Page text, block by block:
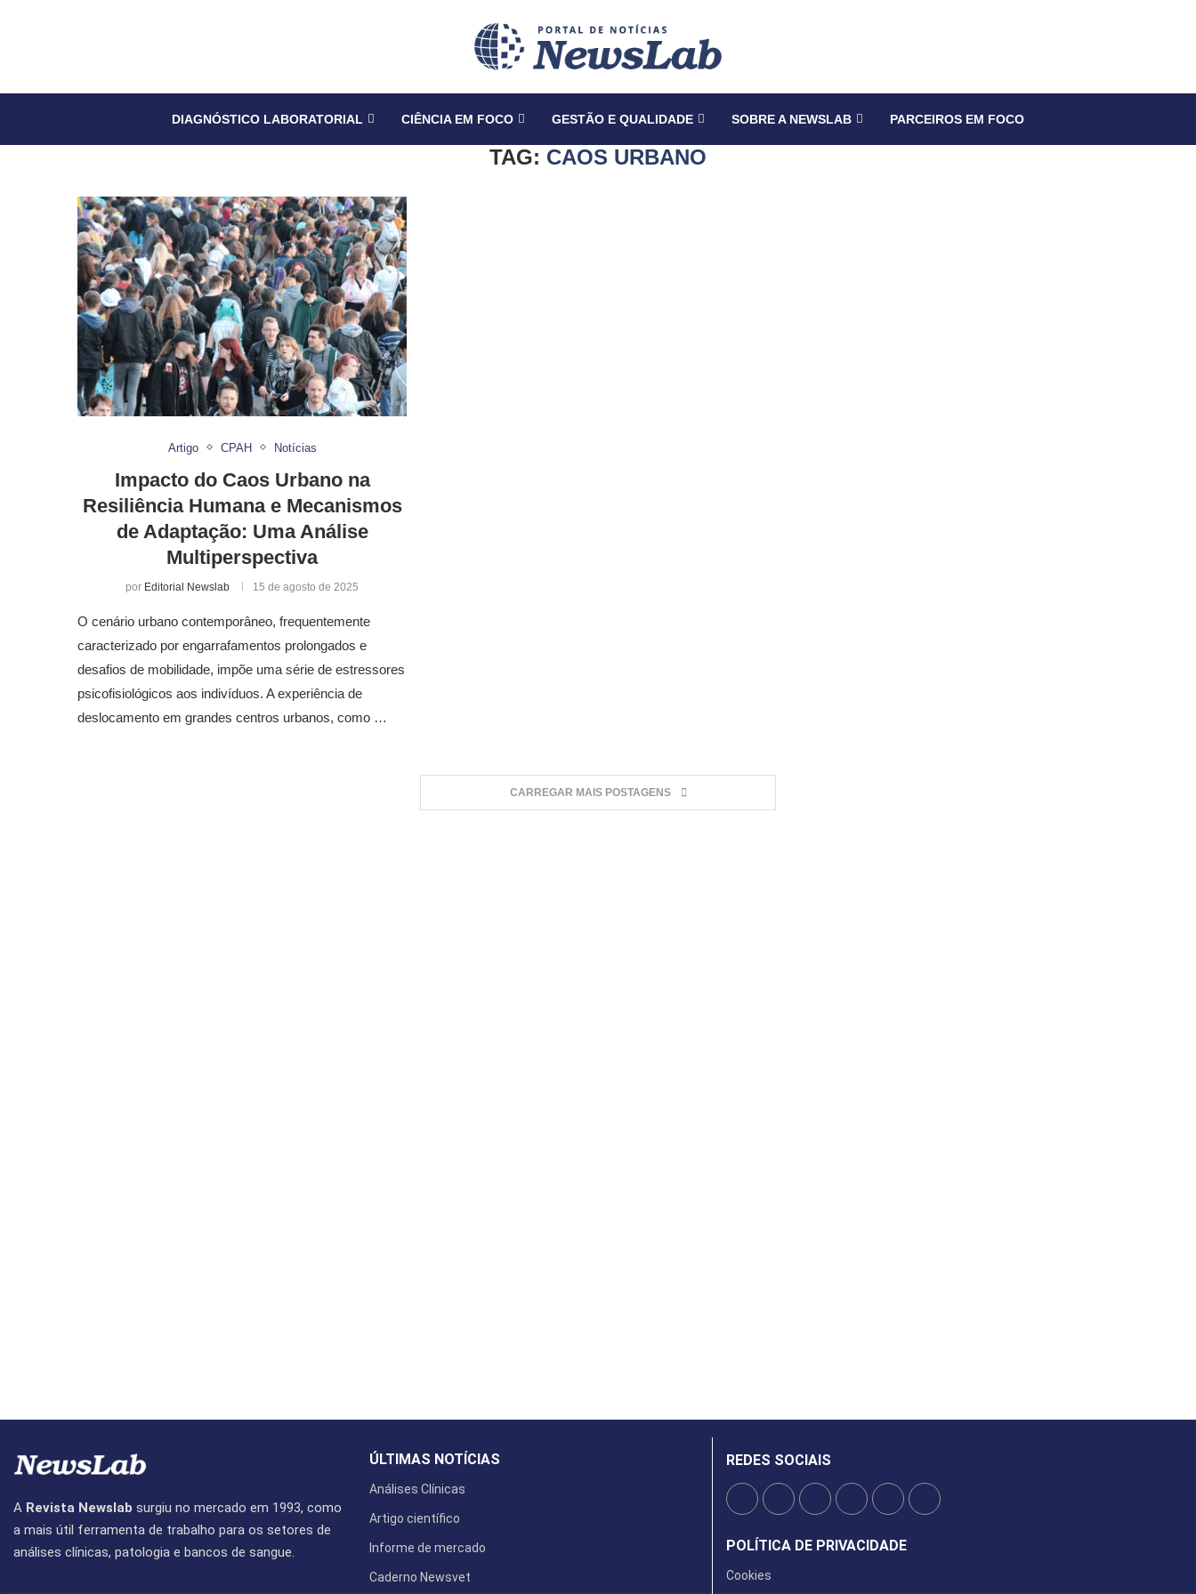
DIAGNÓSTICO LABORATORIAL CIÊNCIA EM FOCO GESTÃO E QUALIDADE SOBRE A NEWSLAB PARCEIROS EM FOCO
TAG: CAOS URBANO
Artigo CPAH Notícias
Impacto do Caos Urbano na
Resiliência Humana e Mecanismos
de Adaptação: Uma Análise
Multiperspectiva
por Editorial Newslab 15 de agosto de 2025
O cenário urbano contemporâneo, frequentemente
caracterizado por engarrafamentos prolongados e
desafios de mobilidade, impõe uma série de estressores
psicofisiológicos aos indivíduos. A experiência de
deslocamento em grandes centros urbanos, como …
CARREGAR MAIS POSTAGENS
A Revista Newslab surgiu no mercado em 1993, como
a mais útil ferramenta de trabalho para os setores de
análises clínicas, patologia e bancos de sangue.
ÚLTIMAS NOTÍCIAS
Análises Clínicas
Artigo científico
Informe de mercado
Caderno Newsvet
REDES SOCIAIS
POLÍTICA DE PRIVACIDADE
Cookies